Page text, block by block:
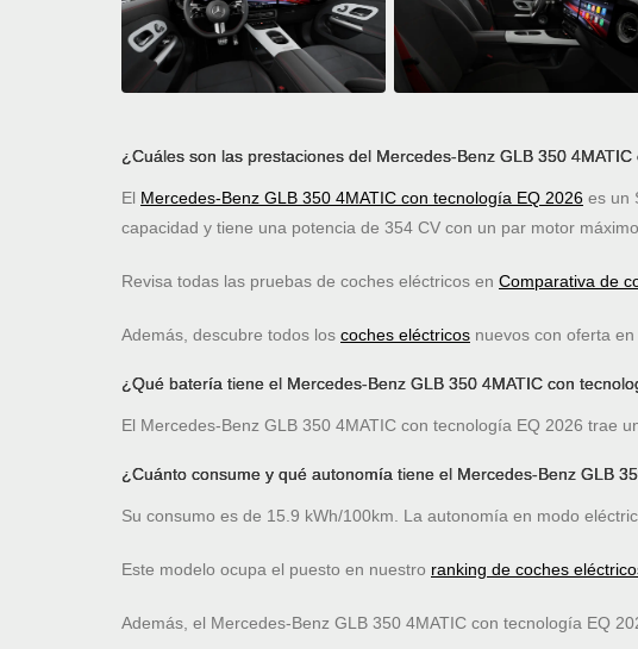
¿Cuáles son las prestaciones del Mercedes-Benz GLB 350
El Mercedes-Benz GLB 350 4MATIC con tecnología EQ 2026 es un
capacidad y tiene una potencia de 354 CV con un par motor
Revisa todas las pruebas de coches eléctricos en Comparativa de
Además, descubre todos los coches eléctricos nuevos con oferta
¿Qué batería tiene el Mercedes-Benz GLB 350 4MATIC con
El Mercedes-Benz GLB 350 4MATIC con tecnología EQ 2026 trae
¿Cuánto consume y qué autonomía tiene el Mercedes-Benz GLB
Su consumo es de 15.9 kWh/100km. La autonomía en modo
Este modelo ocupa el puesto en nuestro ranking de coches
Además, el Mercedes-Benz GLB 350 4MATIC con tecnología EQ